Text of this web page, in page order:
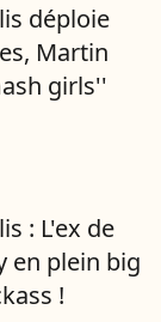
déploie
Martin
girls''
: L'ex de
en plein big
!